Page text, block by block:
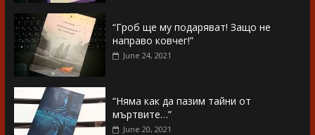
“Гроб ще му подаряват! Защо не
направо ковчег!”
June 24, 2021
“Няма как да пазим тайни от
мъртвите…”
June 20, 2021